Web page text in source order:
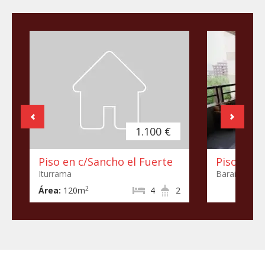
1.100 €
Piso en c/Sancho el Fuerte
Iturrama
Área: 120m2 2
4
Piso en
Barañáin